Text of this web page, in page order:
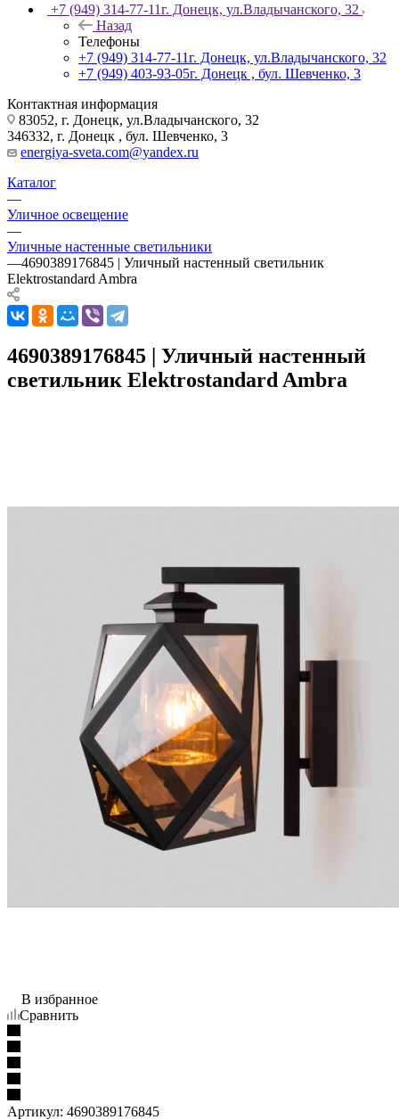
+7 (949) 314-77-11г. Донецк, ул.Владычанского, 32
Назад
Телефоны
+7 (949) 314-77-11г. Донецк, ул.Владычанского, 32
+7 (949) 403-93-05г. Донецк , бул. Шевченко, 3
Контактная информация
83052, г. Донецк, ул.Владычанского, 32
346332, г. Донецк , бул. Шевченко, 3
energiya-sveta.com@yandex.ru
Каталог
—
Уличное освещение
—
Уличные настенные светильники
—4690389176845 | Уличный настенный светильник
Elektrostandard Ambra
4690389176845 | Уличный настенный
светильник Elektrostandard Ambra
В избранное
Сравнить
Артикул: 4690389176845